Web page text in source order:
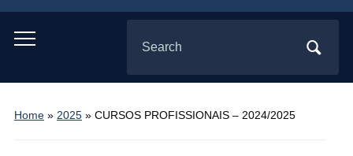
Toggle
menu
for:
Home» 2025» CURSOS PROFISSIONAIS – 2024/2025